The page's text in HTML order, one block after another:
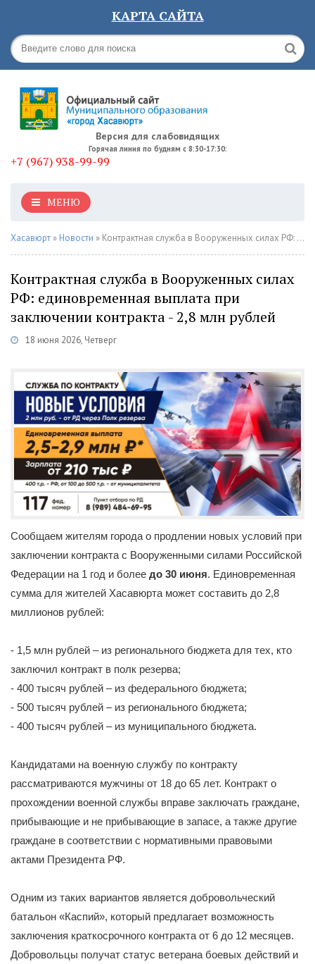
КАРТА САЙТА
Версия для слабовидящих
Горячая линия по будням с 8:30-17:30:
+7 (967) 938-99-99
МЕНЮ
Хасавюрт » Новости » Контрактная служба в Вооруженных силах РФ: единовременная выплата при заключении контракта - 2,8 млн рублей
Контрактная служба в Вооруженных силах
РФ: единовременная выплата при
заключении контракта - 2,8 млн рублей
18 июня 2026, Четверг
Сообщаем жителям города о продлении новых условий при
заключении контракта с Вооруженными силами Российской
Федерации на 1 год и более до 30 июня. Единовременная
сумма для жителей Хасавюрта может составить до 2,8
миллионов рублей:
- 1,5 млн рублей – из регионального бюджета для тех, кто
заключил контракт в полк резерва;
- 400 тысяч рублей – из федерального бюджета;
- 500 тысяч рублей – из регионального бюджета;
- 400 тысяч рублей – из муниципального бюджета.
Кандидатами на военную службу по контракту
рассматриваются мужчины от 18 до 65 лет. Контракт о
прохождении военной службы вправе заключать граждане,
прибывающие и не прибывающие в запасе, а также другие
граждане в соответствии с нормативными правовыми
актами Президента РФ.
Одним из таких вариантов является добровольческий
батальон «Каспий», который предлагает возможность
заключения краткосрочного контракта от 6 до 12 месяцев.
Добровольцы получат статус ветерана боевых действий и